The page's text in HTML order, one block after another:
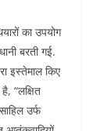
का उपयोग
बरती गई.
इस्तेमाल किए
“लक्षित
उर्फ